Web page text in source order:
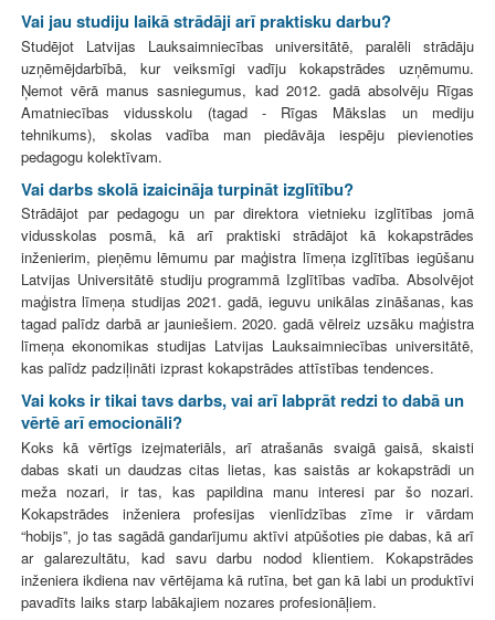
Vai jau studiju laikā strādāji arī praktisku darbu?
Studējot Latvijas Lauksaimniecības universitātē, paralēli strādāju
uzņēmējdarbībā, kur veiksmīgi vadīju kokapstrādes uzņēmumu.
Ņemot vērā manus sasniegumus, kad 2012. gadā absolvēju Rīgas
Amatniecības vidusskolu (tagad - Rīgas Mākslas un mediju
tehnikums), skolas vadība man piedāvāja iespēju pievienoties
pedagogu kolektīvam.
Vai darbs skolā izaicināja turpināt izglītību?
Strādājot par pedagogu un par direktora vietnieku izglītības jomā
vidusskolas posmā, kā arī praktiski strādājot kā kokapstrādes
inženierim, pieņēmu lēmumu par maģistra līmeņa izglītības iegūšanu
Latvijas Universitātē studiju programmā Izglītības vadība. Absolvējot
maģistra līmeņa studijas 2021. gadā, ieguvu unikālas zināšanas, kas
tagad palīdz darbā ar jauniešiem. 2020. gadā vēlreiz uzsāku maģistra
līmeņa ekonomikas studijas Latvijas Lauksaimniecības universitātē,
kas palīdz padziļināti izprast kokapstrādes attīstības tendences.
Vai koks ir tikai tavs darbs, vai arī labprāt redzi to dabā un
vērtē arī emocionāli?
Koks kā vērtīgs izejmateriāls, arī atrašanās svaigā gaisā, skaisti
dabas skati un daudzas citas lietas, kas saistās ar kokapstrādi un
meža nozari, ir tas, kas papildina manu interesi par šo nozari.
Kokapstrādes inženiera profesijas vienlīdzības zīme ir vārdam
“hobijs”, jo tas sagādā gandarījumu aktīvi atpūšoties pie dabas, kā arī
ar galarezultātu, kad savu darbu nodod klientiem. Kokapstrādes
inženiera ikdiena nav vērtējama kā rutīna, bet gan kā labi un produktīvi
pavadīts laiks starp labākajiem nozares profesionāļiem.